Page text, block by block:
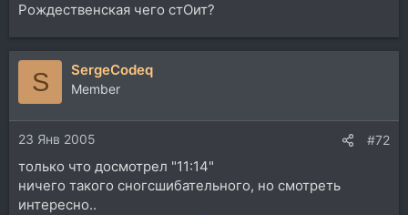
Рождественская чего стОит?
S SergeCodeq
Member
23 Янв 2005 #72
только что досмотрел "11:14"
ничего такого сногсшибательного, но смотреть
интересно..